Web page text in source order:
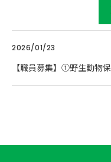
2026/01/23
【職員募集】①野生動物